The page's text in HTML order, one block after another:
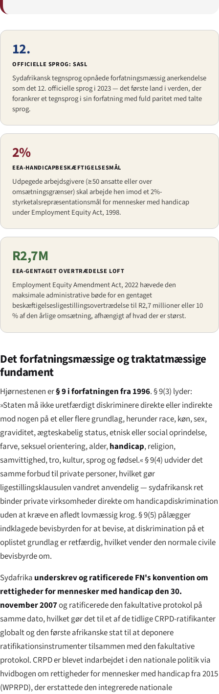
12.
OFFICIELLE SPROG: SASL
Sydafrikansk tegnsprog opnåede forfatningsmæssig anerkendelse
som det 12. officielle sprog i 2023 — det første land i verden, der
forankrer et tegnsprog i sin forfatning med fuld paritet med talte
sprog.
2%
EEA-HANDICAPBESKÆFTIGELSES­MÅL
Udpegede arbejdsgivere (≥50 ansatte eller over
omsætningsgrænser) skal arbejde hen imod et 2%-
styrketalsrepræsentations­mål for mennesker med handicap
under Employment Equity Act, 1998.
R2,7M
EEA-GENTAGET OVERTRÆDELSE LOFT
Employment Equity Amendment Act, 2022 hævede den
maksimale administrative bøde for en gentaget
beskæftigelsesligestillings­overtrædelse til R2,7 millioner eller 10
% af den årlige omsætning, afhængigt af hvad der er størst.
Det forfatningsmæssige og traktatmæssige
fundament
Hjørnestenen er§ 9 i forfatningen fra 1996. § 9(3) lyder:
»Staten må ikke uretfærdigt diskriminere direkte eller indirekte
mod nogen på et eller flere grundlag, herunder race, køn, sex,
graviditet, ægteskabelig status, etnisk eller social oprindelse,
farve, seksuel orientering, alder,handicap, religion,
samvittighed, tro, kultur, sprog og fødsel.« § 9(4) udvider det
samme forbud til private personer, hvilket gør
ligestillingsklausulen vandret anvendelig — sydafrikansk ret
binder private virksomheder direkte om handicapdiskrimination
uden at kræve en afledt lovmæssig krog. § 9(5) pålægger
indklagede bevisbyrden for at bevise, at diskrimination på et
oplistet grundlag er retfærdig, hvilket vender den normale civile
bevisbyrde om.
Sydafrika underskrev og ratificerede FN's konvention om
rettigheder for mennesker med handicap den 30.
november 2007og ratificerede den fakultative protokol på
samme dato, hvilket gør det til et af de tidlige CRPD-ratifikanter
globalt og den første afrikanske stat til at deponere
ratifikationsinstrumenter tilsammen med den fakultative
protokol. CRPD er blevet indarbejdet i den nationale politik via
hvidbogen om rettigheder for mennesker med handicap fra 2015
(WPRPD), der erstattede den integrerede nationale